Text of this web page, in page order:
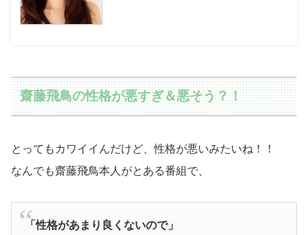
齋藤飛鳥の性格が悪すぎ＆悪そう？！
とってもカワイイんだけど、性格が悪いみたいね！！
なんでも齋藤飛鳥本人がとある番組で、
「性格があまり良くないので」